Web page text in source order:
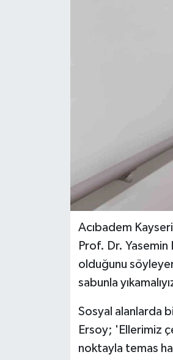
Acıbadem
Prof. Dr. Yasemin
olduğunu
sabunla
Sosyal alanlarda
Ersoy; 'Ellerimiz
noktayla temas